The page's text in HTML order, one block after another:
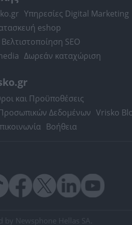
Υπηρεσίες Digital Marketing
eshop
Βελτιστοποίηση SEO
Δωρεάν καταχώριση
και Προϋποθέσεις
Δεδομένων Vrisko
Βοήθεια
by Newsphone Hellas SA.